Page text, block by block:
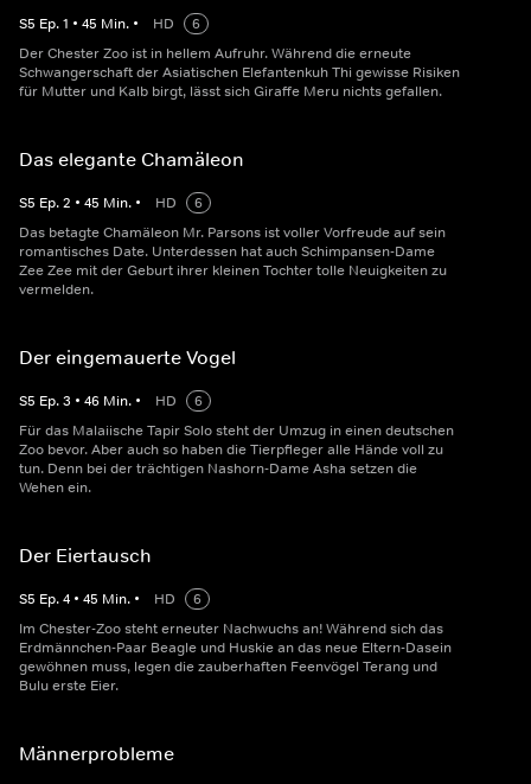
S5 Ep.1 • 45 Min. • HD
6
Der Chester Zoo ist in hellem Aufruhr. Während die erneute
Schwangerschaft der Asiatischen Elefantenkuh Thi gewisse Risiken
für Mutter und Kalb birgt, lässt sich Giraffe Meru nichts gefallen.
Das elegante Chamäleon
S5 Ep.2 • 45 Min. • HD
6
Das betagte Chamäleon Mr. Parsons ist voller Vorfreude auf sein
romantisches Date. Unterdessen hat auch Schimpansen-Dame
Zee Zee mit der Geburt ihrer kleinen Tochter tolle Neuigkeiten zu
vermelden.
Der eingemauerte Vogel
S5 Ep.3 • 46 Min. • HD
6
Für das Malaiische Tapir Solo steht der Umzug in einen deutschen
Zoo bevor. Aber auch so haben die Tierpfleger alle Hände voll zu
tun. Denn bei der trächtigen Nashorn-Dame Asha setzen die
Wehen ein.
Der Eiertausch
S5 Ep.4 • 45 Min. • HD
6
Im Chester-Zoo steht erneuter Nachwuchs an! Während sich das
Erdmännchen-Paar Beagle und Huskie an das neue Eltern-Dasein
gewöhnen muss, legen die zauberhaften Feenvögel Terang und
Bulu erste Eier.
Männerprobleme